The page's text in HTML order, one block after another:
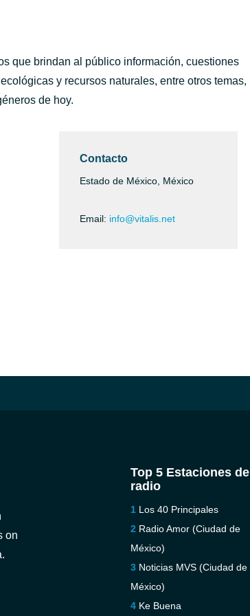
que brindan al público información, cuestiones
y recursos naturales, entre otros temas,
de hoy.
Contacto
Estado de México, México
Email: info@vitalis.net
on
Top 5 Estaciones de
radio
Los 40 Principales
Radio Amor (Ciudad de
México)
Noticias MVS (Ciudad de
México)
Ke Buena